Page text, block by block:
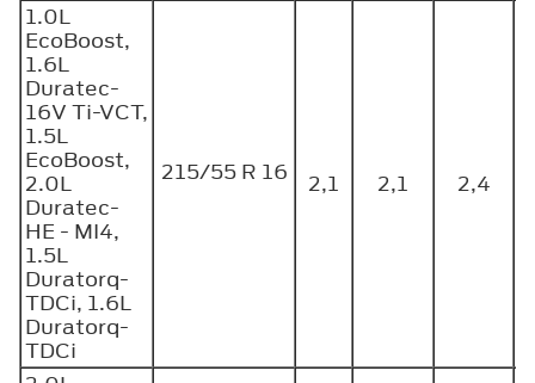
1.0L
EcoBoost,
1.6L
Duratec-
16V Ti-VCT,
1.5L
EcoBoost,
2.0L
Duratec-
HE - MI4,
1.5L
Duratorq-
TDCi, 1.6L
Duratorq-
TDCi
215/55 R 16 2,1 2,1 2,4